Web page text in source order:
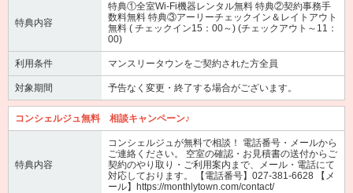
特典内容
特典①全室Wi-Fi機器レンタル無料 特典②契約事務手
数料無料 特典③アーリーチェックイン＆レイトアウト
無料 ( チェックイン15：00～) (チェックアウト～11：
00)
利用条件 マンスリータウンをご契約された方全員
対象期間 予告なく変更・終了する場合がございます。
コンシェルジュ無料 相談キャンペーン♪
特典内容
コンシェルジュが無料で相談！ 電話番号・メールから
ご連絡ください。 空室の確認・お見積書の送付からご
契約のやり取り・ご利用案内まで、メール・電話にて
対応しております。 【電話番号】027-381-6628 【メ
ール】https://monthlytown.com/contact/